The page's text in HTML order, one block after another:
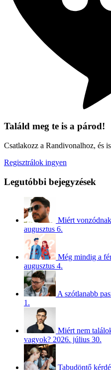
Találd meg te is a párod!
Csatlakozz a Randivonalhoz, és
Regisztrálok ingyen
Legutóbbi bejegyzések
Miért
augusztus 6.
Még mindig a
augusztus 4.
A szótlanabb
1.
Miért nem
vagyok? 2026. július 30.
Tabudöntő